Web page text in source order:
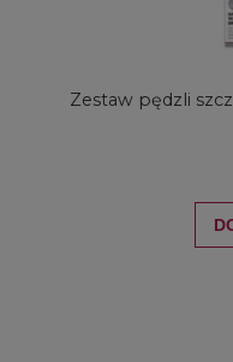
Zestaw pędzli